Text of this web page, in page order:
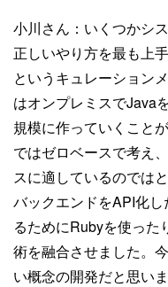
小川さん： いくつかシ
正しいやり方を最も上
というキュレーション
はオンプレミスでJava
規模に作っていくこと
ではゼロベースで考え
スに適しているのでは
バックエンドをAPI化
るためにRubyを使った
術を融合させました。
い概念の開発だと思い